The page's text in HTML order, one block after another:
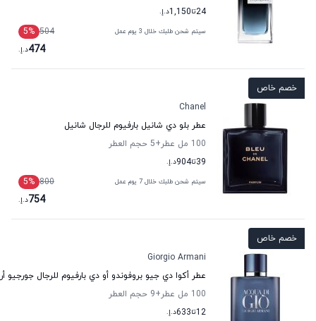
24تا1,150د.إ.
سيتم شحن طلبك خلال 3 يوم عمل 504
5%
474د.إ.
خصم خاص
Chanel
عطر بلو دي شانيل بارفيوم للرجال شانيل
100 مل عطر
+5
حجم العطر
39تا904د.إ.
سيتم شحن طلبك خلال 7 يوم عمل 800
5%
754د.إ.
خصم خاص
Giorgio Armani
عطر أكوا دي جيو بروفوندو أو دي بارفيوم للرجال جورجيو
100 مل عطر
+9
حجم العطر
12تا633د.إ.